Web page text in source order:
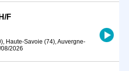
F
Haute-Savoie (74), Auvergne-
2026